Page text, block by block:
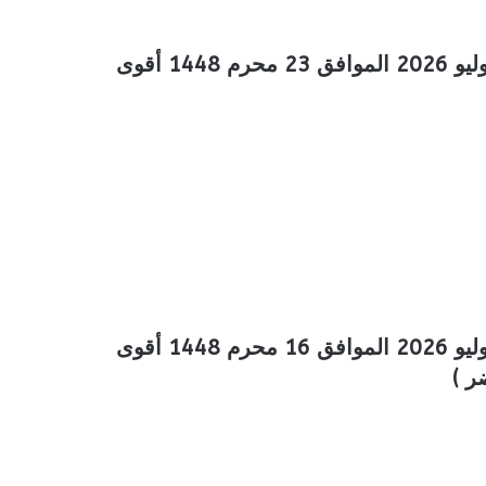
عروض بن داود خميس مشيط الأسبوعية 8 يوليو 2026 الموافق 23 محرم 1448 أقوى
عروض بن داود خميس مشيط الأسبوعية 1 يوليو 2026 الموافق 16 محرم 1448 أقوى
)